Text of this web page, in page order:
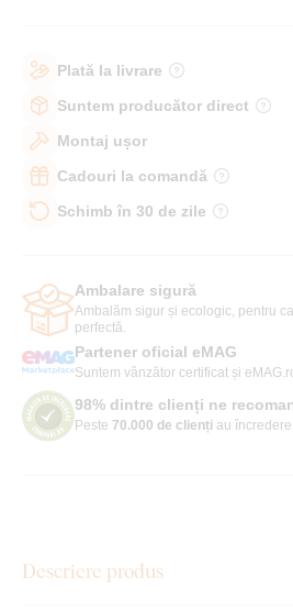
Plată la livrare
Suntem producător direct
Montaj ușor
Cadouri la comandă
Schimb în 30 de zile
Ambalare sigură
Ambalăm sigur și ecologic, pentru
perfectă.
Partener oficial eMAG
Suntem vânzător certificat și
98% dintre clienți ne
Peste 70.000 de clienți au
Descriere produs